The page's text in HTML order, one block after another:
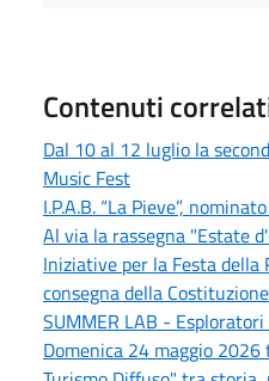
Contenuti
Dal 10 al 12 luglio la
Music Fest
I.P.A.B. “La Pieve”,
Al via la rassegna "Estate
Iniziative per la Festa
consegna della
SUMMER LAB -
Domenica 24 maggio